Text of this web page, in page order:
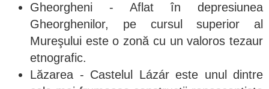
Gheorgheni - Aflat în depresiunea
Gheorghenilor, pe cursul superior al
Mureşului este o zonă cu un valoros tezaur
etnografic.
Lăzarea - Castelul Lázár este unul dintre